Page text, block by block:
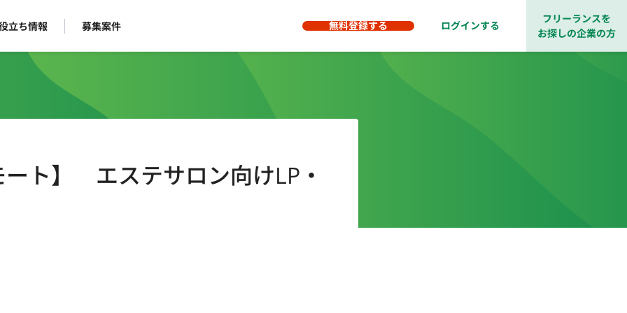
立ち情報 募集案件 無料登録する ログインする
フリーランスを
お探しの企業の方
ト】 エステサロン向けLP・